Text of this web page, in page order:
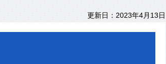
更新日：2023年4月13日